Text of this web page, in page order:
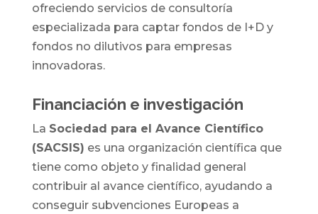
ofreciendo servicios de consultoría
especializada para captar fondos de I+D y
fondos no dilutivos para empresas
innovadoras.
Financiación e investigación
La Sociedad para el Avance Científico
(SACSIS) es una organización científica que
tiene como objeto y finalidad general
contribuir al avance científico, ayudando a
conseguir subvenciones Europeas a